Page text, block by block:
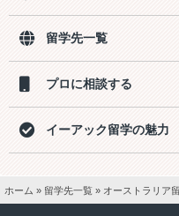
留学先一覧
プロに相談する
イーアック留学の魅力
ホーム » 留学先一覧 » オーストラリア